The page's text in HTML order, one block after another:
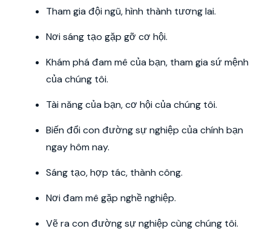
Tham gia đội ngũ, hình thành tương lai.
Nơi sáng tạo gặp gỡ cơ hội.
Khám phá đam mê của bạn, tham gia sứ mệnh
của chúng tôi.
Tài năng của bạn, cơ hội của chúng tôi.
Biến đổi con đường sự nghiệp của chính bạn
ngay hôm nay.
Sáng tạo, hợp tác, thành công.
Nơi đam mê gặp nghề nghiệp.
Vẽ ra con đường sự nghiệp cùng chúng tôi.